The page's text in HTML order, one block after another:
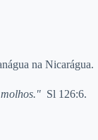
na Nicarágua.
Sl 126:6.